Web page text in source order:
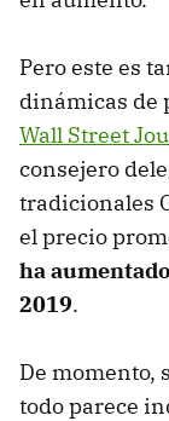
Pero este es
dinámicas de
Wall Street
consejero
tradicionales
el precio
ha
2019.
De momento,
todo parece